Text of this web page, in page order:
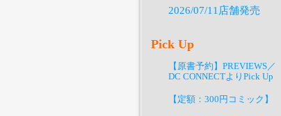
2026/07/11店舗発売
Pick Up
【原書予約】PREVIEWS／
DC CONNECTよりPick Up
【定額：300円コミック】